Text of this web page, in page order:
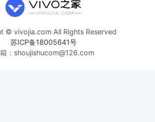
© vivojia.com All Rights Reserved
苏ICP备18005641号
：shoujishucom@126.com